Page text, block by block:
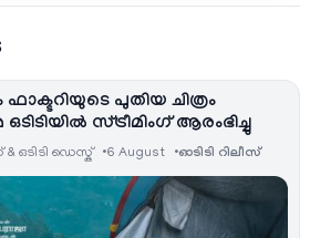
ഫാക്ടറിയുടെ പുതിയ ചിത്രം
സ്ട്രീമിംഗ് ആരംഭിച്ചു
ഒടിടി ഡെസ്ക് 6 August ഓടിടി റിലീസ്